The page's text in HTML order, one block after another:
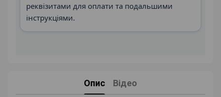
реквізитами для оплати та подальшими
інструкціями.
Опис Відео